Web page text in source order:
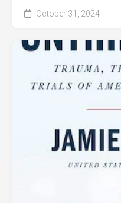
October 31, 2024